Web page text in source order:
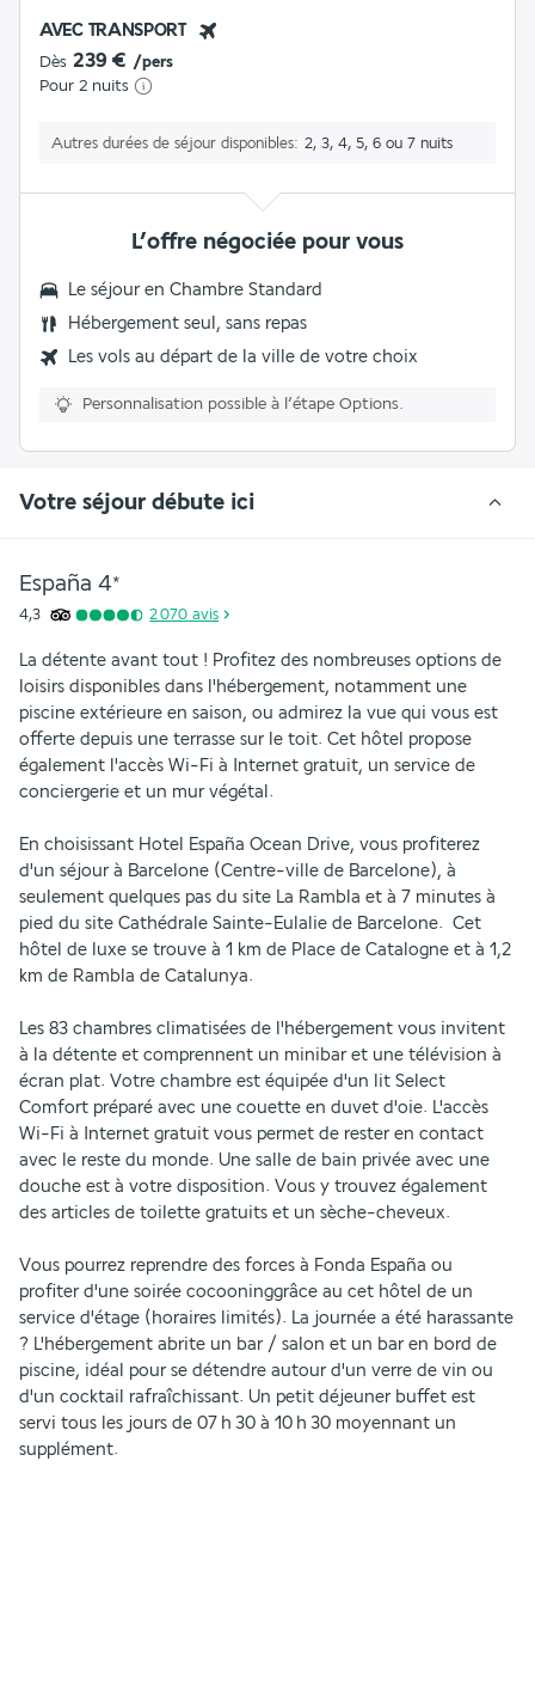
AVEC TRANSPORT
Dès 239 € /pers
Pour 2 nuits
Autres durées de séjour disponibles 2, 3, 4, 5, 6 ou 7 nuits
L’offre négociée pour vous
Le séjour en Chambre Standard
Hébergement seul, sans repas
Les vols au départ de la ville de votre choix
Personnalisation possible à l’étape Options.
Votre séjour débute ici
España 4*
4,3 2 070 avis
La détente avant tout ! Profitez des nombreuses options de
loisirs disponibles dans l'hébergement, notamment une
piscine extérieure en saison, ou admirez la vue qui vous est
offerte depuis une terrasse sur le toit. Cet hôtel propose
également l'accès Wi-Fi à Internet gratuit, un service de
conciergerie et un mur végétal.
En choisissant Hotel España Ocean Drive, vous profiterez
d'un séjour à Barcelone (Centre-ville de Barcelone), à
seulement quelques pas du site La Rambla et à 7 minutes à
pied du site Cathédrale Sainte-Eulalie de Barcelone.  Cet
hôtel de luxe se trouve à 1 km de Place de Catalogne et à 1,2
km de Rambla de Catalunya.
Les 83 chambres climatisées de l'hébergement vous invitent
à la détente et comprennent un minibar et une télévision à
écran plat. Votre chambre est équipée d'un lit Select
Comfort préparé avec une couette en duvet d'oie. L'accès
Wi-Fi à Internet gratuit vous permet de rester en contact
avec le reste du monde. Une salle de bain privée avec une
douche est à votre disposition. Vous y trouvez également
des articles de toilette gratuits et un sèche-cheveux.
Vous pourrez reprendre des forces à Fonda España ou
profiter d'une soirée cocooninggrâce au cet hôtel de un
service d'étage (horaires limités). La journée a été harassante
? L'hébergement abrite un bar / salon et un bar en bord de
piscine, idéal pour se détendre autour d'un verre de vin ou
d'un cocktail rafraîchissant. Un petit déjeuner buffet est
servi tous les jours de 07 h 30 à 10 h 30 moyennant un
supplément.